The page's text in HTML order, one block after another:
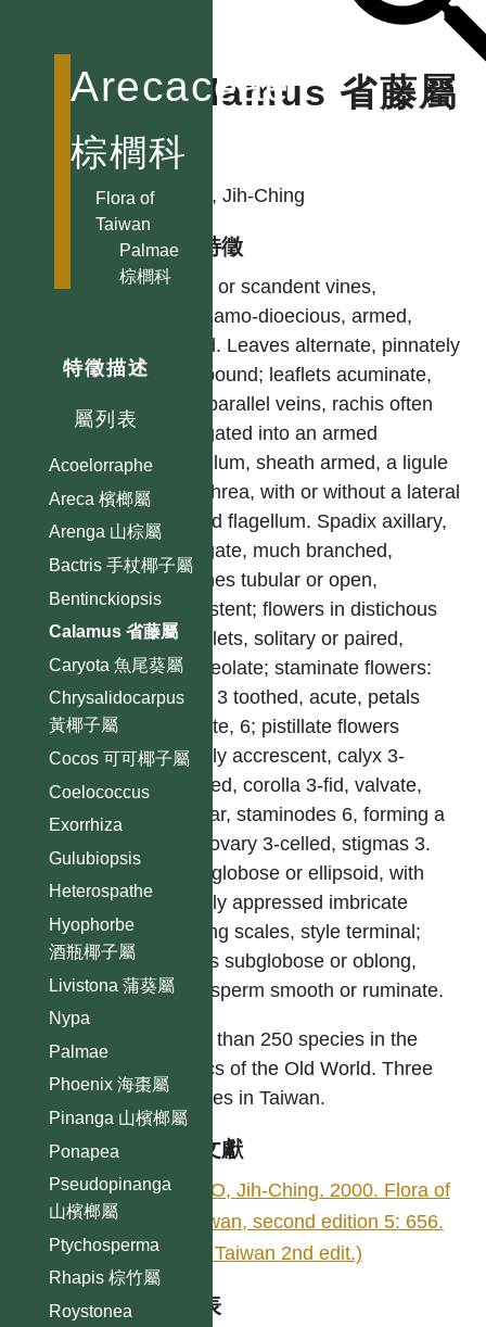
Arecaceae
棕櫚科
Flora of
Taiwan
Palmae
棕櫚科
特徵描述
屬列表
Acoelorraphe
Areca 檳榔屬
Arenga 山棕屬
Bactris 手杖椰子屬
Bentinckiopsis
Calamus 省藤屬
Caryota 魚尾葵屬
Chrysalidocarpus
黃椰子屬
Cocos 可可椰子屬
Coelococcus
Exorrhiza
Gulubiopsis
Heterospathe
Hyophorbe
酒瓶椰子屬
Livistona 蒲葵屬
Nypa
Palmae
Phoenix 海棗屬
Pinanga 山檳榔屬
Ponapea
Pseudopinanga
山檳榔屬
Ptychosperma
Rhapis 棕竹屬
Roystonea
Calamus 省藤屬
作者
LIAO, Jih-Ching
型態特徵
Erect or scandent vines,
polygamo-dioecious, armed,
tufted. Leaves alternate, pinnately
compound; leaflets acuminate,
with parallel veins, rachis often
elongated into an armed
flagellum, sheath armed, a ligule
or ochrea, with or without a lateral
armed flagellum. Spadix axillary,
elongate, much branched,
spathes tubular or open,
persistent; flowers in distichous
spikelets, solitary or paired,
bracteolate; staminate flowers:
calyx 3 toothed, acute, petals
valvate, 6; pistillate flowers
slightly accrescent, calyx 3-
toothed, corolla 3-fid, valvate,
tubular, staminodes 6, forming a
cup, ovary 3-celled, stigmas 3.
Fruit globose or ellipsoid, with
closely appressed imbricate
shining scales, style terminal;
seeds subglobose or oblong,
endosperm smooth or ruminate.
More than 250 species in the
tropics of the Old World. Three
species in Taiwan.
參考文獻
LIAO, Jih-Ching. 2000. Flora of
Taiwan, second edition 5: 656.
(Fl. Taiwan 2nd edit.)
種列表